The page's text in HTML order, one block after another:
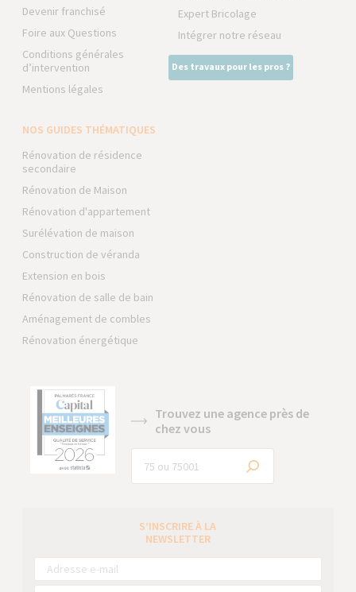
Devenir franchisé
Foire aux Questions
Conditions générales
d’intervention
Mentions légales
Expert Bricolage
Intégrer notre réseau
Des travaux pour les pros ?
NOS GUIDES THÉMATIQUES
Rénovation de résidence
secondaire
Rénovation de Maison
Rénovation d'appartement
Surélévation de maison
Construction de véranda
Extension en bois
Rénovation de salle de bain
Aménagement de combles
Rénovation énergétique
Trouvez une agence près de
chez vous
S’INSCRIRE À LA
NEWSLETTER